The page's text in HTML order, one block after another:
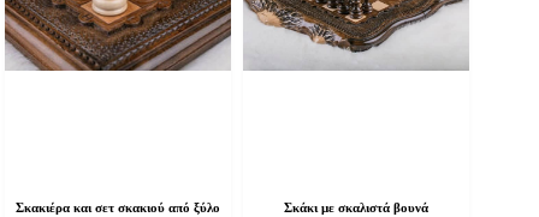
Σκακιέρα και σετ σκακιού από ξύλο
Σκάκι με σκαλιστά βουνά